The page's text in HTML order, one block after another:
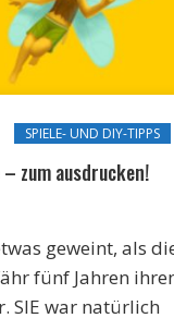
SPIELE- UND DIY-TIPPS
zum ausdrucken!
geweint, als
fünf Jahren
SIE war natürlich